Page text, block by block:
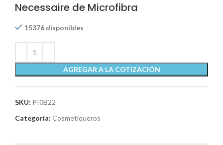
Necessaire de Microfibra
15376 disponibles
AGREGAR A LA COTIZACIÓN
SKU: PI0B22
Categoría: Cosmetiqueros